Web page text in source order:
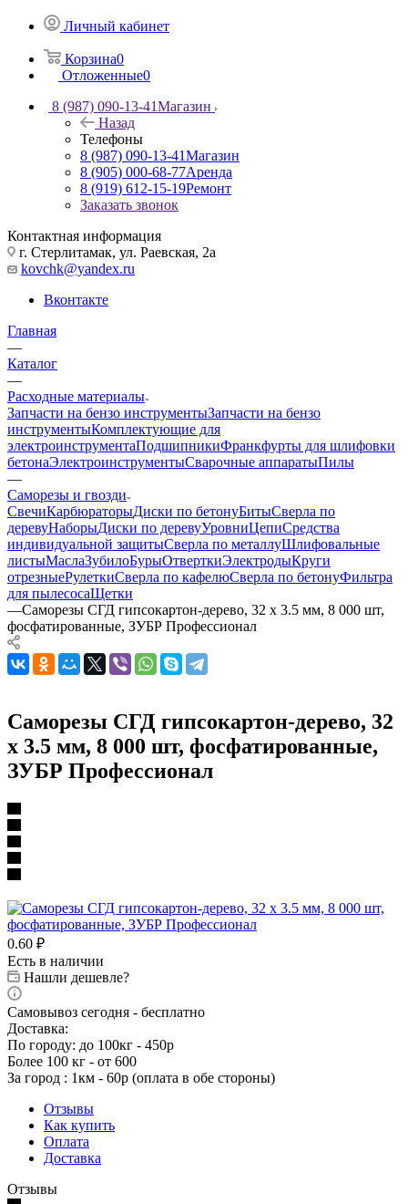
Личный кабинет
Корзина0
Отложенные0
8 (987) 090-13-41Магазин
Назад
Телефоны
8 (987) 090-13-41Магазин
8 (905) 000-68-77Аренда
8 (919) 612-15-19Ремонт
Заказать звонок
Контактная информация
г. Стерлитамак, ул. Раевская, 2а
kovchk@yandex.ru
Вконтакте
Главная
—
Каталог
—
Расходные материалы
Запчасти на бензо инструментыЗапчасти на бензо
инструментыКомплектующие для
электроинструментаПодшипникиФранкфурты для шлифовки
бетонаЭлектроинструментыСварочные аппаратыПилы
—
Саморезы и гвозди
СвечиКарбюраторыДиски по бетонуБитыСверла по
деревуНаборыДиски по деревуУровниЦепиСредства
индивидуальной защитыСверла по металлуШлифовальные
листыМаслаЗубилоБурыОтверткиЭлектродыКруги
отрезныеРулеткиСверла по кафелюСверла по бетонуФильтра
для пылесосаЩетки
—Саморезы СГД гипсокартон-дерево, 32 х 3.5 мм, 8 000 шт,
фосфатированные, ЗУБР Профессионал
Саморезы СГД гипсокартон-дерево, 32
х 3.5 мм, 8 000 шт, фосфатированные,
ЗУБР Профессионал
0.60 ₽
Есть в наличии
Нашли дешевле?
Самовывоз сегодня - бесплатно
Доставка:
По городу: до 100кг - 450р
Более 100 кг - от 600
За город : 1км - 60р (оплата в обе стороны)
Отзывы
Как купить
Оплата
Доставка
Отзывы